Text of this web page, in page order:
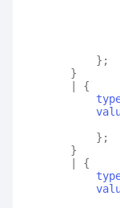
} ;
}
{
} ;
}
{